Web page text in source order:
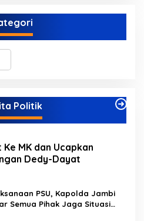
Politik
MK dan Ucapkan
Dedy-Dayat
PSU, Kapolda Jambi
Semua Pihak Jaga Situasi